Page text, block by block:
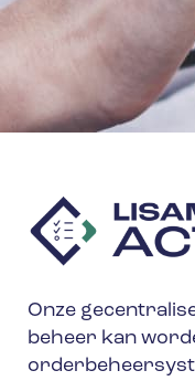
Onze
beheer kan